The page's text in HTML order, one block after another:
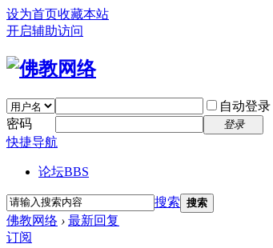
设为首页收藏本站
开启辅助访问
自动登录
密码
登录
快捷导航
论坛BBS
搜索 搜索
佛教网络 › 最新回复
订阅